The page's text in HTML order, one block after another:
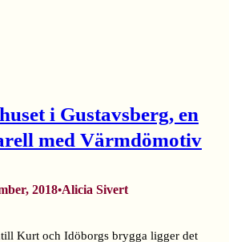
i Gustavsberg, en
med Värmdömotiv
2018•Alicia Sivert
Kurt och Idöborgs brygga ligger det